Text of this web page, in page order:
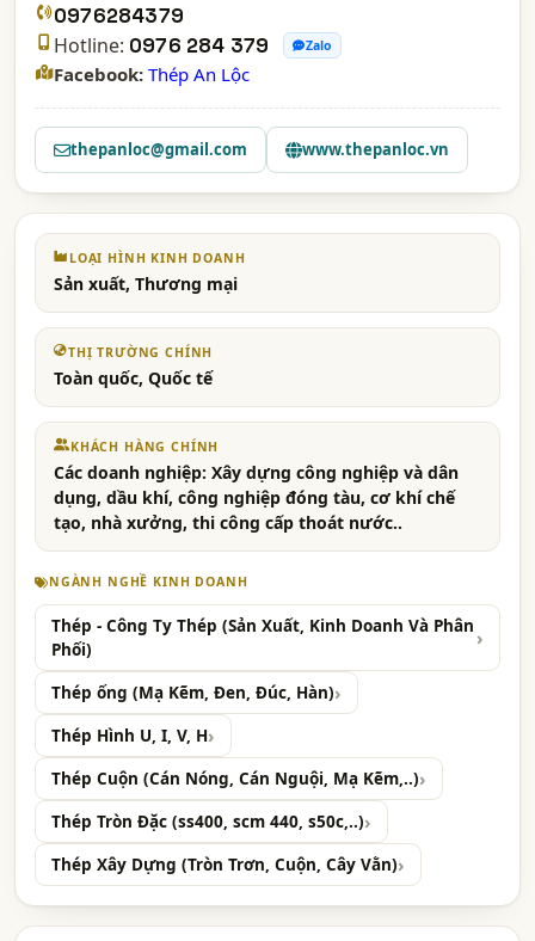
0976284379
Hotline: 0976 284 379 Zalo
Facebook: Thép An Lộc
thepanloc@gmail.com www.thepanloc.vn
LOẠI HÌNH KINH DOANH
Sản xuất, Thương mại
THỊ TRƯỜNG CHÍNH
Toàn quốc, Quốc tế
KHÁCH HÀNG CHÍNH
Các doanh nghiệp: Xây dựng công nghiệp và dân
dụng, dầu khí, công nghiệp đóng tàu, cơ khí chế
tạo, nhà xưởng, thi công cấp thoát nước..
NGÀNH NGHỀ KINH DOANH
Thép - Công Ty Thép (Sản Xuất, Kinh Doanh Và Phân
Phối)
Thép ống (Mạ Kẽm, Đen, Đúc, Hàn)
Thép Hình U, I, V, H
Thép Cuộn (Cán Nóng, Cán Nguội, Mạ Kẽm,..)
Thép Tròn Đặc (ss400, scm 440, s50c,..)
Thép Xây Dựng (Tròn Trơn, Cuộn, Cây Vằn)